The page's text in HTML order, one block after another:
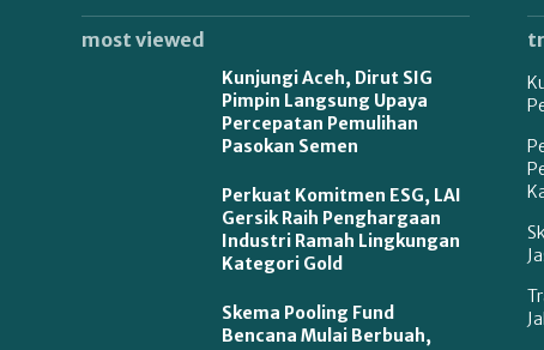
most viewed
Kunjungi Aceh, Dirut SIG
Pimpin Langsung Upaya
Percepatan Pemulihan
Pasokan Semen
Perkuat Komitmen ESG, LAI
Gersik Raih Penghargaan
Industri Ramah Lingkungan
Kategori Gold
Skema Pooling Fund
Bencana Mulai Berbuah,